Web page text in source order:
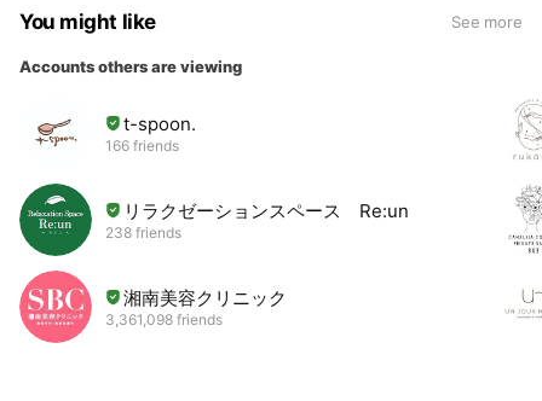
You might like See more
Accounts others are viewing
t-spoon.
166 friends
リラクゼーションスペース Re:un
238 friends
湘南美容クリニック
3,361,098 friends